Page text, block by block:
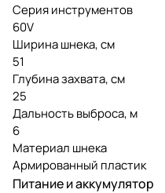
Серия инструментов
60V
Ширина шнека, см
51
Глубина захвата, см
25
Дальность выброса, м
6
Материал шнека
Армированный пластик
Питание и аккумулятор